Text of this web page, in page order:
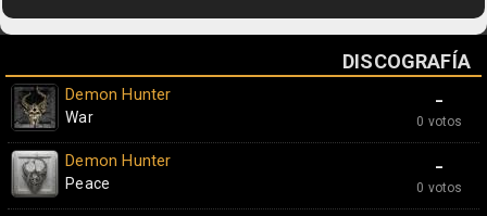
DISCOGRAFÍA
-
0 votos
Demon Hunter
War
-
0 votos
Demon Hunter
Peace